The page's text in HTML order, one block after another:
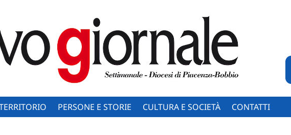
PERSONE E STORIE CULTURA E SOCIETÀ CONTATTI